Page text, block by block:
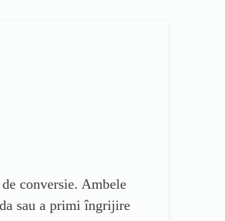
conversie. Ambele
sau a primi îngrijire